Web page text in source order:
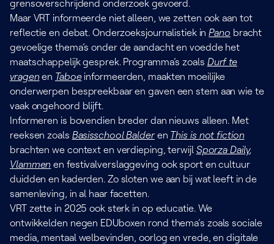
grensoverschrijdend onderzoek gevoerd.
Maar VRT informeerde niet alleen, we zetten ook aan tot
reflectie en debat. Onderzoeksjournalistiek inPano bracht
gevoelige thema’s onder de aandacht en voedde het
maatschappelijk gesprek. Programma’s zoals Durf te
vragen en Taboeinformeerden, maakten moeilijke
onderwerpen bespreekbaar en gaven een stem aan wie te
vaak ongehoord blijft.
Informeren is bovendien breder dan nieuws alleen. Met
reeksen zoals Basisschool Balder en This is not fiction
brachten we context en verdieping, terwijl Sporza Daily,
Vlammen en festivalverslaggeving ook sport en cultuur
duidden en kaderden. Zo sloten we aan bij wat leeft in de
samenleving, in al haar facetten.
VRT zette in 2025 ook sterk in op educatie. We
ontwikkelden negen EDUboxen rond thema’s zoals sociale
media, mentaal welbevinden, oorlog en vrede, en digitale